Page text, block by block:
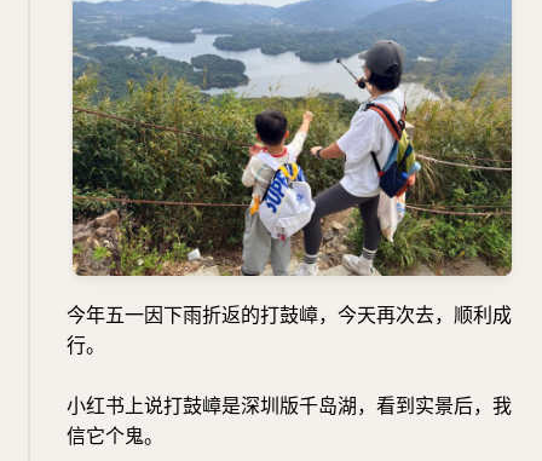
今年五一因下雨折返的打鼓嶂，今天再次去，顺利成
行。
小红书上说打鼓嶂是深圳版千岛湖，看到实景后，我
信它个鬼。